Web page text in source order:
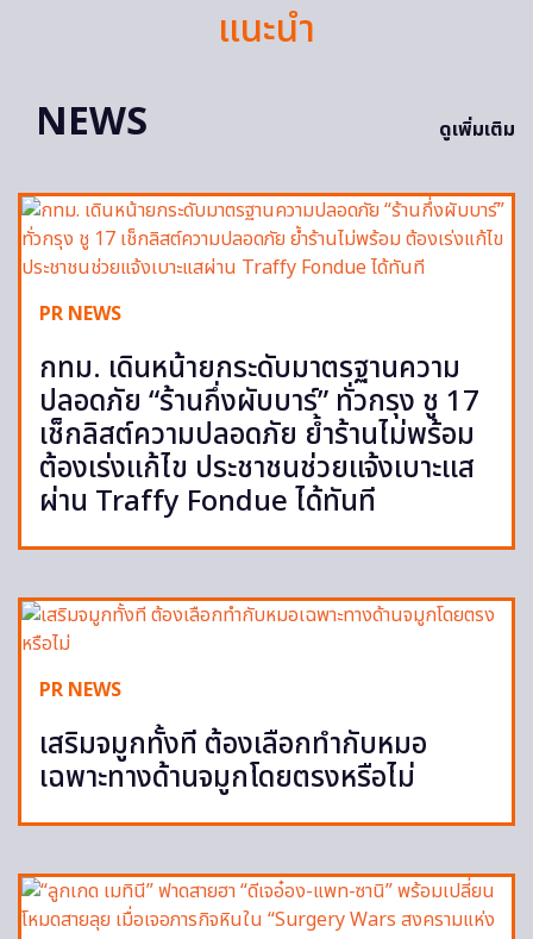
แนะนำ
NEWS
ดูเพิ่มเติม
PR NEWS
กทม. เดินหน้ายกระดับมาตรฐานความ
ปลอดภัย “ร้านกึ่งผับบาร์” ทั่วกรุง ชู 17
เช็กลิสต์ความปลอดภัย ย้ำร้านไม่พร้อม
ต้องเร่งแก้ไข ประชาชนช่วยแจ้งเบาะแส
ผ่าน Traffy Fondue ได้ทันที
PR NEWS
เสริมจมูกทั้งที ต้องเลือกทำกับหมอ
เฉพาะทางด้านจมูกโดยตรงหรือไม่